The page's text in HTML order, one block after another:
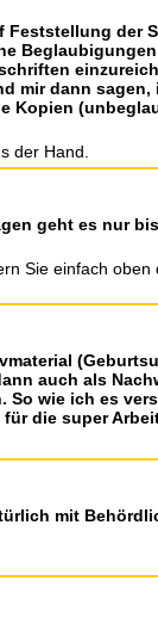
der
mir dann
Kopien
der Hand.
geht es nur
Sie einfach
auch als
wie ich es
die super
mit